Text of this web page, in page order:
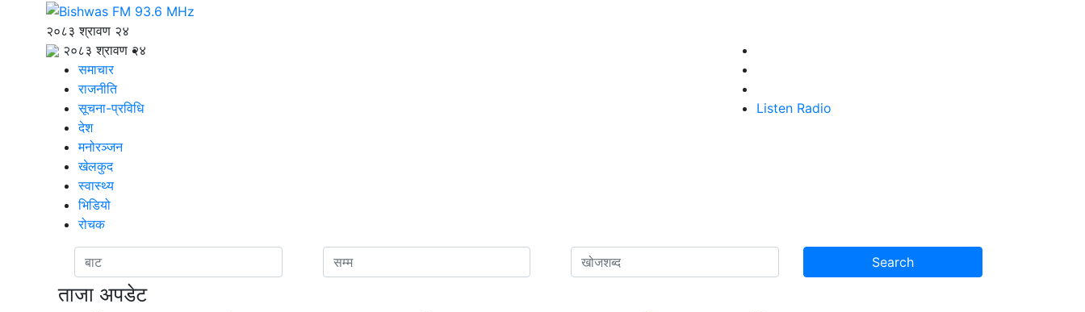
२०८३ श्रावण २४
२०८३ श्रावण २४
समाचार
राजनीति
सूचना-प्रविधि
देश
मनोरञ्जन
खेलकुद
स्वास्थ्य
भिडियो
रोचक
Listen Radio
ताजा अपडेट